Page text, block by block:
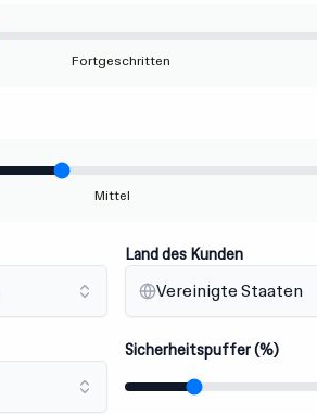
Fortgeschritten
Mittel
Land des Kunden
Vereinigte Staaten
Sicherheitspuffer (%)